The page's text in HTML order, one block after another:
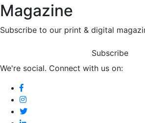
Magazine
Subscribe to our print & digital
Subscribe
We're social. Connect with us on: